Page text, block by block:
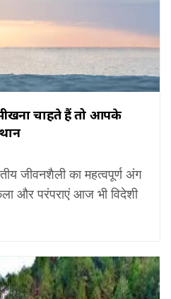
चाहते हैं तो आपके
जीवनशैली का महत्वपूर्ण अंग
और परंपराएं आज भी विदेशी